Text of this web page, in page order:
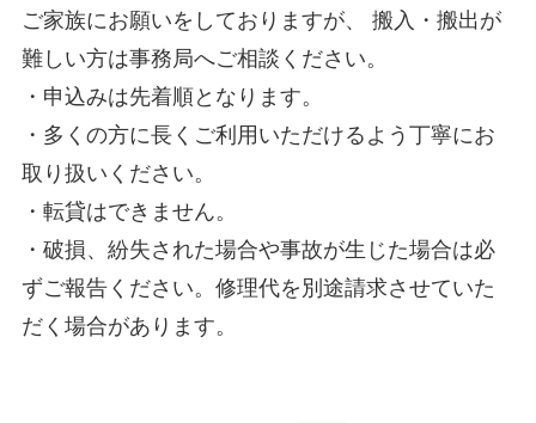
ご家族にお願いをしておりますが、 搬入・搬出が
難しい方は事務局へご相談ください。
・申込みは先着順となります。
・多くの方に長くご利用いただけるよう丁寧にお
取り扱いください。
・転貸はできません。
・破損、紛失された場合や事故が生じた場合は必
ずご報告ください。修理代を別途請求させていた
だく場合があります。